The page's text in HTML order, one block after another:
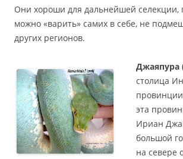
Они хороши для дальнейшей селекции,
можно «варить» самих в себе, не
других регионов.
Джаяпура
столица
эта
Ириан
большой
на севере